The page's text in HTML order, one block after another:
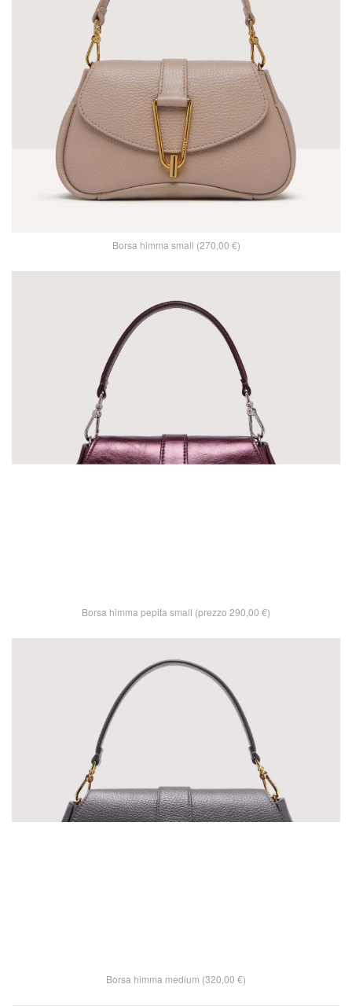
Borsa himma small (270,00 €)
Borsa himma pepita small (prezzo 290,00 €)
Borsa himma medium (320,00 €)